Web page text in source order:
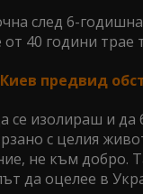
след 6-
40 години трае
предвид
се изолираш и
с целия
не към
да оцелее в